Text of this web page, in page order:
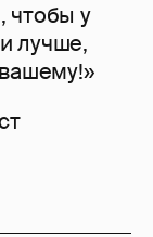
чтобы у
лучше,